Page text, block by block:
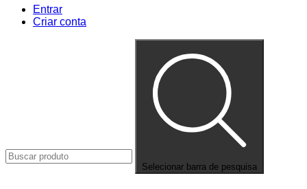
Entrar
Criar conta
Selecionar barra de pesquisa